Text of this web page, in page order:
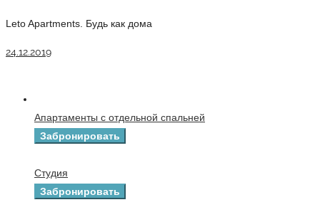
Leto Apartments. Будь как дома
24.12.2019
Апартаменты с отдельной спальней
Забронировать
Студия
Забронировать